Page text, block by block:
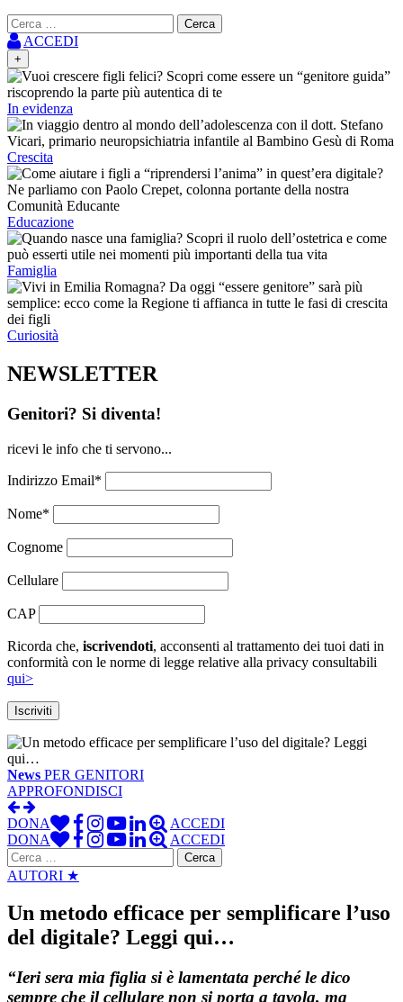
Ricerca
per:ACCEDI
+
In evidenza
Crescita
Educazione
Famiglia
Curiosità
NEWSLETTER
Genitori? Si diventa!
ricevi le info che ti servono...
Indirizzo Email*
Nome*
Cognome
Cellulare
CAP
Ricorda che, iscrivendoti, acconsenti al trattamento dei tuoi dati in
conformità con le norme di legge relative alla privacy consultabili
qui>
News PER GENITORI
APPROFONDISCI
DONA
ACCEDI
DONA
ACCEDI
Ricerca
per:
AUTORI ★
Un metodo efficace per semplificare l’uso
del digitale? Leggi qui…
“Ieri sera mia figlia si è lamentata perché le dico
sempre che il cellulare non si porta a tavola, ma